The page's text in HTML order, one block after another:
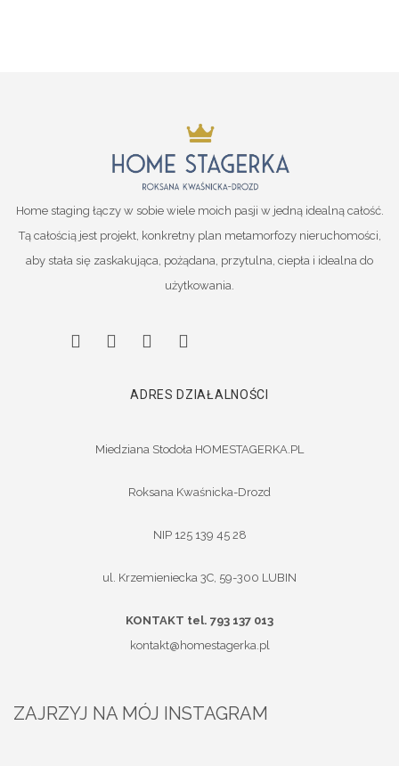
Home staging łączy w sobie wiele moich pasji w jedną idealną całość.
Tą całością jest projekt, konkretny plan metamorfozy nieruchomości,
aby stała się zaskakująca, pożądana, przytulna, ciepła i idealna do
użytkowania.
ADRES DZIAŁALNOŚCI
Miedziana Stodoła HOMESTAGERKA.PL
Roksana Kwaśnicka-Drozd
NIP 125 139 45 28
ul. Krzemieniecka 3C, 59-300 LUBIN
KONTAKT tel. 793 137 013
kontakt@homestagerka.pl
ZAJRZYJ NA MÓJ INSTAGRAM